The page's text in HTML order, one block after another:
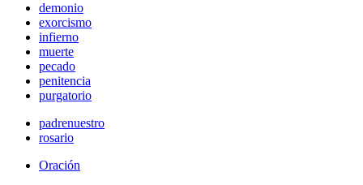
demonio
exorcismo
infierno
muerte
pecado
penitencia
purgatorio
padrenuestro
rosario
Oración